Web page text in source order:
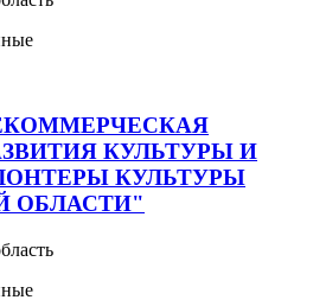
КУЛЬТУРЫ И
КУЛЬТУРЫ
ОБЛАСТИ"